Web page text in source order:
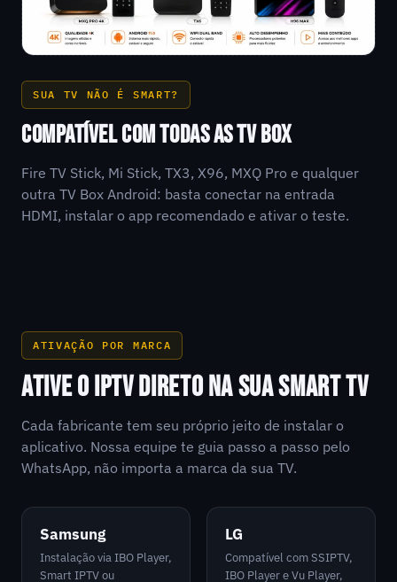
SUA TV NÃO É SMART?
COMPATÍVEL COM TODAS AS TV BOX
Fire TV Stick, Mi Stick, TX3, X96, MXQ Pro e qualquer
outra TV Box Android: basta conectar na entrada
HDMI, instalar o app recomendado e ativar o teste.
ATIVAÇÃO POR MARCA
ATIVE O IPTV DIRETO NA SUA SMART TV
Cada fabricante tem seu próprio jeito de instalar o
aplicativo. Nossa equipe te guia passo a passo pelo
WhatsApp, não importa a marca da sua TV.
Samsung
Instalação via IBO Player,
Smart IPTV ou
LG
Compatível com SSIPTV,
IBO Player e Vu Player,